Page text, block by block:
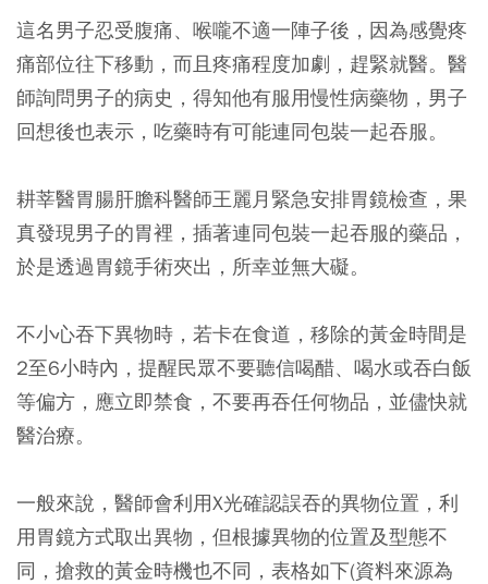
這名男子忍受腹痛、喉嚨不適一陣子後，因為感覺疼
痛部位往下移動，而且疼痛程度加劇，趕緊就醫。醫
師詢問男子的病史，得知他有服用慢性病藥物，男子
回想後也表示，吃藥時有可能連同包裝一起吞服。
耕莘醫胃腸肝膽科醫師王麗月緊急安排胃鏡檢查，果
真發現男子的胃裡，插著連同包裝一起吞服的藥品，
於是透過胃鏡手術夾出，所幸並無大礙。
不小心吞下異物時，若卡在食道，移除的黃金時間是
2至6小時內，提醒民眾不要聽信喝醋、喝水或吞白飯
等偏方，應立即禁食，不要再吞任何物品，並儘快就
醫治療。
一般來說，醫師會利用X光確認誤吞的異物位置，利
用胃鏡方式取出異物，但根據異物的位置及型態不
同，搶救的黃金時機也不同，表格如下(資料來源為